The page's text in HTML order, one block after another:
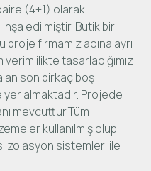
(4+1) olarak
edilmiştir. Butik bir
firmamız adına ayrı
tasarladığımız
son birkaç boş
almaktadır. Projede
mevcuttur.Tüm
kullanılmış olup
izolasyon sistemleri ile